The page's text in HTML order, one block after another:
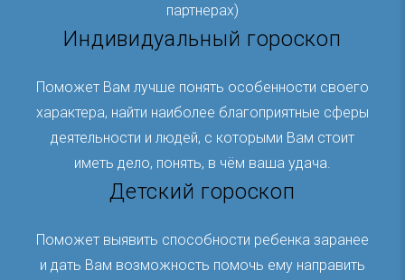
партнерах)
Индивидуальный гороскоп
Поможет Вам лучше понять особенности своего
характера, найти наиболее благоприятные сферы
деятельности и людей, с которыми Вам стоит
иметь дело, понять, в чём ваша удача.
Детский гороскоп
Поможет выявить способности ребенка заранее
и дать Вам возможность помочь ему направить